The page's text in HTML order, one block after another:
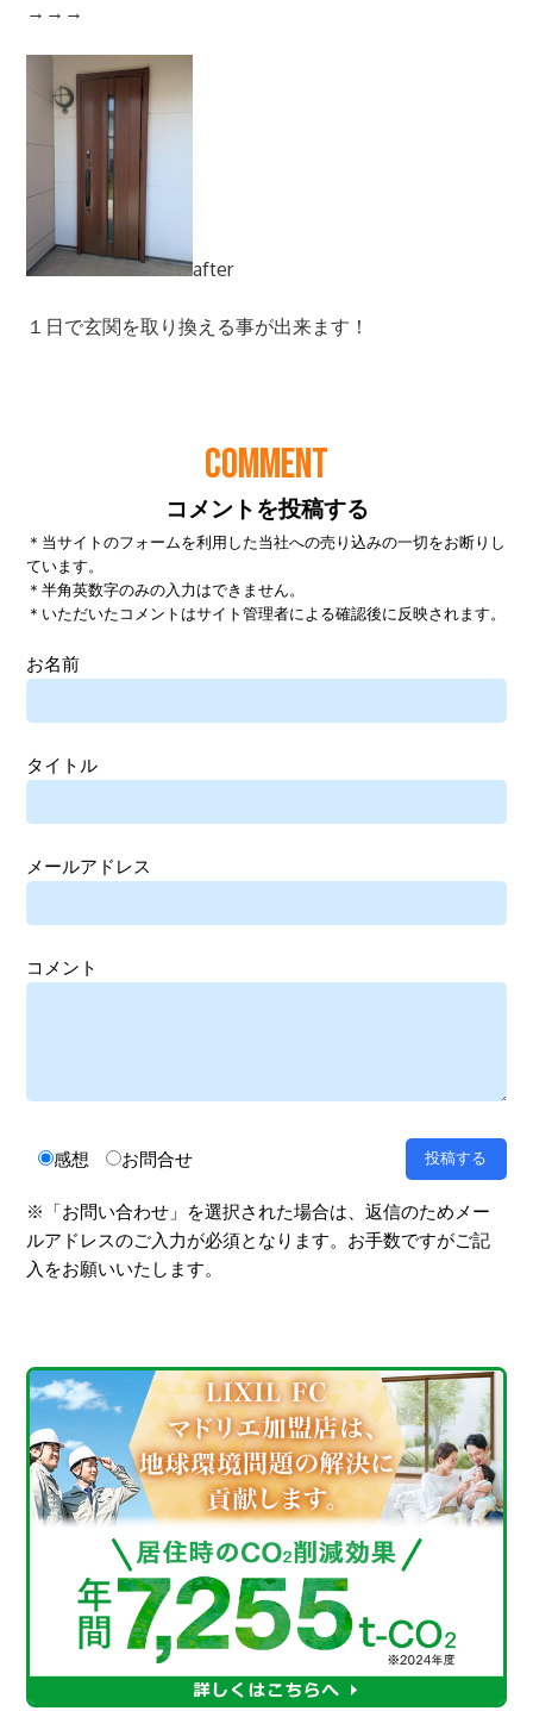
COMMENT
コメントを投稿する
＊当サイトのフォームを利用した当社への売り込みの一切をお断りし
ています。
＊半角英数字のみの入力はできません。
＊いただいたコメントはサイト管理者による確認後に反映されます。
お名前
タイトル
メールアドレス
コメント
感想 お問合せ
※「お問い合わせ」を選択された場合は、返信のためメー
ルアドレスのご入力が必須となります。お手数ですがご記
入をお願いいたします。